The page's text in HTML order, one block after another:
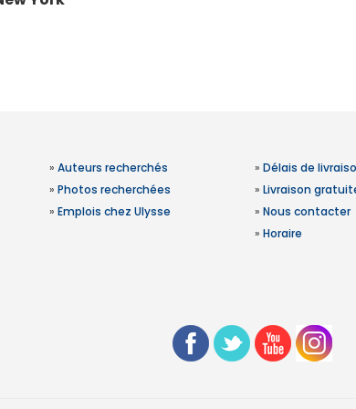
» Auteurs recherchés
» Photos recherchées
» Emplois chez Ulysse
» Délais de
» Livraison
» Nous contacter
» Horaire